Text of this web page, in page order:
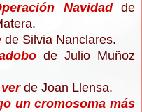
Navidadde
atera.
de Silvia Nanclares.
de Julio Muñoz
de Joan Llensa.
un cromosoma más